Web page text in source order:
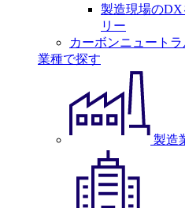
製造現場のDX
リー
カーボンニュート
業種で探す
製造